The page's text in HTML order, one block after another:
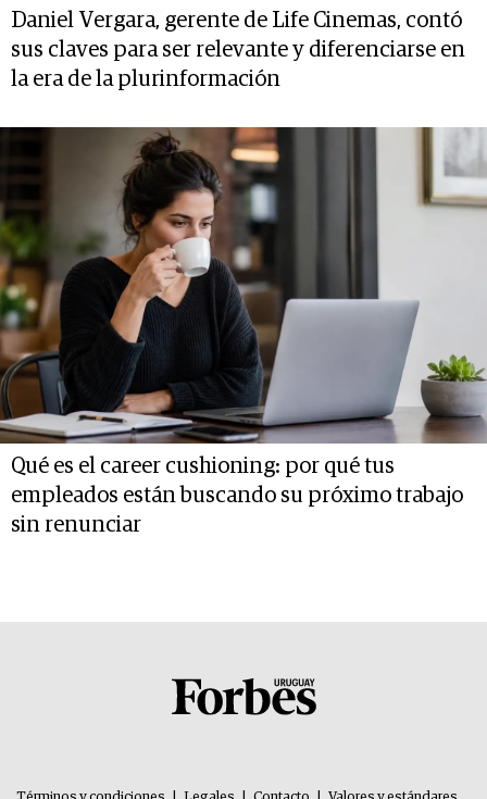
Daniel Vergara, gerente de Life Cinemas, contó
sus claves para ser relevante y diferenciarse en
la era de la plurinformación
Qué es el career cushioning: por qué tus
empleados están buscando su próximo trabajo
sin renunciar